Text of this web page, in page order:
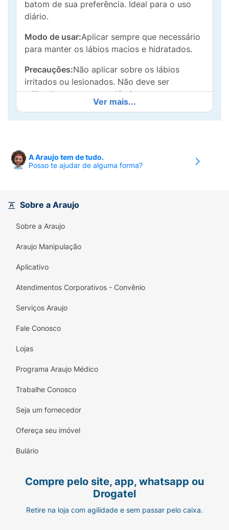
batom de sua preferência. Ideal para o uso
diário.
Modo de usar:Aplicar sempre que necessário
para manter os lábios macios e hidratados.
Precauções:Não aplicar sobre os lábios
irritados ou lesionados. Não deve ser
utilizado por pessoas alérgicas aos
componentes da fórmula. Em caso de
irritação suspenda o uso e procure orientação
Ver mais...
A Araujo tem de tudo.
Posso te ajudar de alguma forma?
Sobre a Araujo
Sobre a Araujo
Araujo Manipulação
Aplicativo
Atendimentos Corporativos - Convênio
Serviços Araujo
Fale Conosco
Lojas
Programa Araujo Médico
Trabalhe Conosco
Seja um fornecedor
Ofereça seu imóvel
Bulário
Compre pelo site, app, whatsapp ou
Drogatel
Retire na loja com agilidade e sem passar pelo caixa.